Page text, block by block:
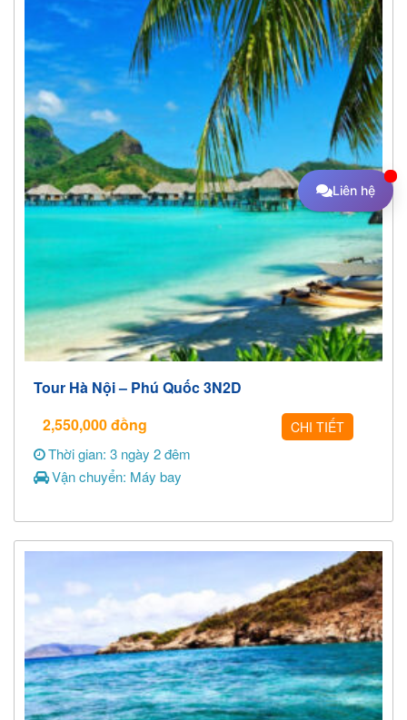
Tour Hà Nội – Phú Quốc 3N2D
2,550,000đồng CHI TIẾT
Thời gian: 3 ngày 2 đêm
Vận chuyển: Máy bay
Liên hệ